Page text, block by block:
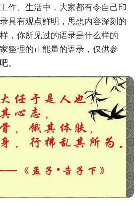
、生活中，大家都有令自己印
具有观点鲜明，思想内容深刻的
，你所见过的语录是什么样的
整理的正能量的语录，仅供参
。